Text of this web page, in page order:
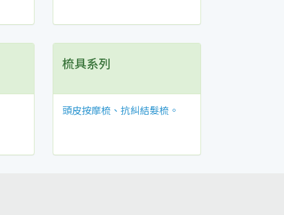
梳具系列
頭皮按摩梳、抗糾結髮梳。